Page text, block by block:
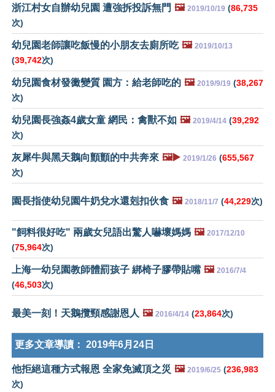
浙江村女自辦幼兒園 遭強拆投訴無門 🖼️ 2019/10/19 (86,735
次)
幼兒園老師讓吃飯慢的小朋友去廁所吃 🖼️ 2019/10/13
(39,742次)
幼兒園食材發黴變質 園方：給老師吃的 🖼️ 2019/9/19 (38,267
次)
幼兒園長強姦4歲女童 網民：禽獸不如 🖼️ 2019/4/14 (39,292
次)
灰犀牛與黑天鵝向顫顫的中共奔來 🖼️▶️ 2019/1/26 (655,567
次)
園長指使幼兒園牛奶兌水還剋扣伙食 🖼️ 2018/11/7 (44,229次)
"飼料很好吃" 兩歲女兒語出驚人嚇壞媽媽 🖼️ 2017/12/10
(75,964次)
上海一幼兒園教師體罰孩子 綁椅子膠帶貼嘴 🖼️ 2016/7/4
(46,503次)
最美一刻！天鵝攬頸感謝恩人 🖼️ 2016/4/14 (23,864次)
更多文章導讀： 2019年6月24日
他拒絕這種方式報恩 全家免滅頂之災 🖼️ 2019/6/25 (236,983
次)